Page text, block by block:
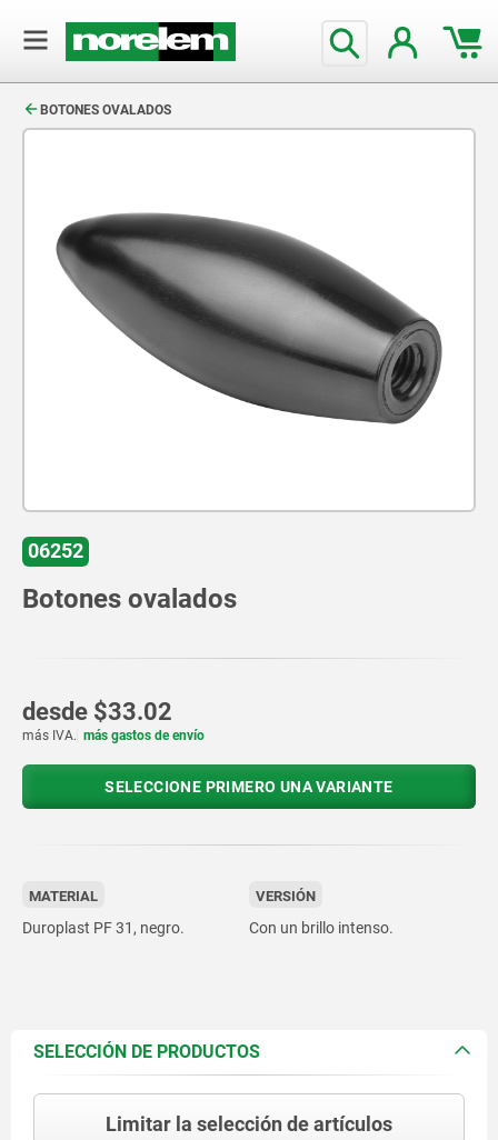
BOTONES OVALADOS
06252
Botones ovalados
desde $33.02
más IVA. más gastos de envío
SELECCIONE PRIMERO UNA VARIANTE
MATERIAL
Duroplast PF 31, negro.
VERSIÓN
Con un brillo intenso.
SELECCIÓN DE PRODUCTOS
Limitar la selección de artículos